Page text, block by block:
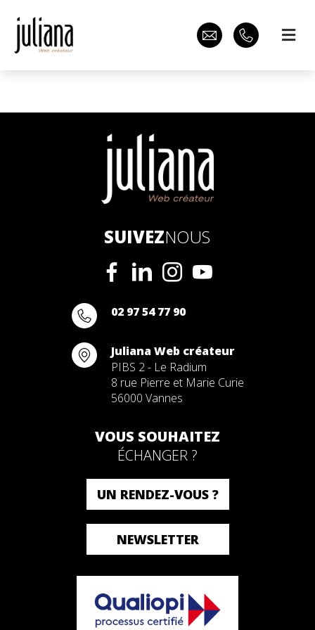
SUIVEZNOUS
02 97 54 77 90
Juliana Web créateur
PIBS 2 - Le Radium
8 rue Pierre et Marie Curie
56000 Vannes
VOUS SOUHAITEZ
ÉCHANGER ?
UN RENDEZ-VOUS ?
NEWSLETTER